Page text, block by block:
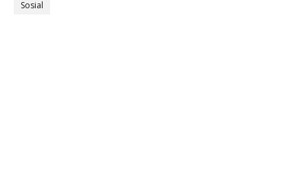
Sosial